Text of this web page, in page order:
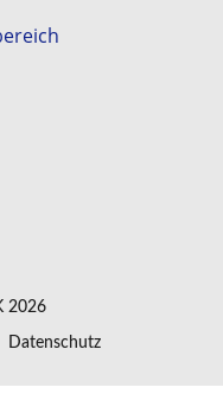
2026
Datenschutz